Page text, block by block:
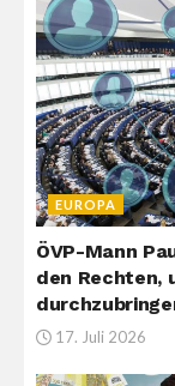
EUROPA
ÖVP-Mann
den Rechten,
17. Juli 2026